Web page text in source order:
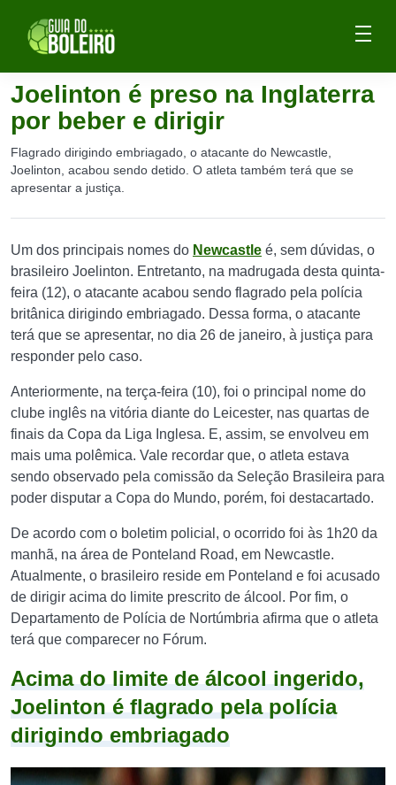
Joelinton é preso na Inglaterra
por beber e dirigir
Flagrado dirigindo embriagado, o atacante do Newcastle,
Joelinton, acabou sendo detido. O atleta também terá que se
apresentar a justiça.
Um dos principais nomes do Newcastle é, sem dúvidas, o
brasileiro Joelinton. Entretanto, na madrugada desta quinta-
feira (12), o atacante acabou sendo flagrado pela polícia
britânica dirigindo embriagado. Dessa forma, o atacante
terá que se apresentar, no dia 26 de janeiro, à justiça para
responder pelo caso.
Anteriormente, na terça-feira (10), foi o principal nome do
clube inglês na vitória diante do Leicester, nas quartas de
finais da Copa da Liga Inglesa. E, assim, se envolveu em
mais uma polêmica. Vale recordar que, o atleta estava
sendo observado pela comissão da Seleção Brasileira para
poder disputar a Copa do Mundo, porém, foi destacartado.
De acordo com o boletim policial, o ocorrido foi às 1h20 da
manhã, na área de Ponteland Road, em Newcastle.
Atualmente, o brasileiro reside em Ponteland e foi acusado
de dirigir acima do limite prescrito de álcool. Por fim, o
Departamento de Polícia de Nortúmbria afirma que o atleta
terá que comparecer no Fórum.
Acima do limite de álcool ingerido,
Joelinton é flagrado pela polícia
dirigindo embriagado